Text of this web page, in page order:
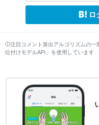
ロ
注目コメント算出アルゴリズムの
位付けモデルAPI」を使用しています